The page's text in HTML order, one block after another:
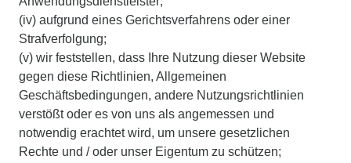
(iv) aufgrund eines Gerichtsverfahrens oder einer
Strafverfolgung;
(v) wir feststellen, dass Ihre Nutzung dieser Website
gegen diese Richtlinien, Allgemeinen
Geschäftsbedingungen, andere Nutzungsrichtlinien
verstößt oder es von uns als angemessen und
notwendig erachtet wird, um unsere gesetzlichen
Rechte und / oder unser Eigentum zu schützen;